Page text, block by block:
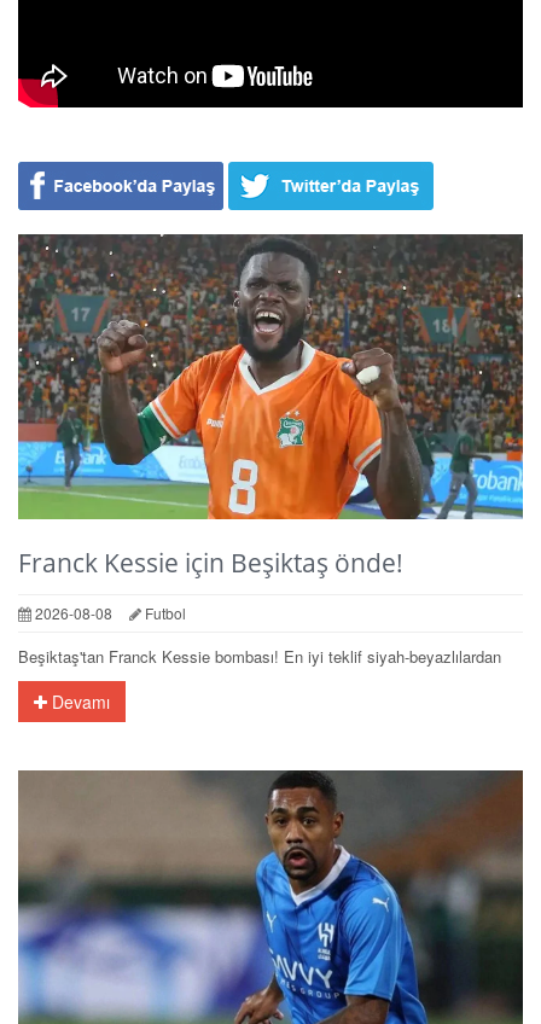
Franck Kessie için Beşiktaş önde!
2026-08-08 Futbol
Beşiktaş'tan Franck Kessie bombası! En iyi teklif siyah-beyazlılardan
Devamı